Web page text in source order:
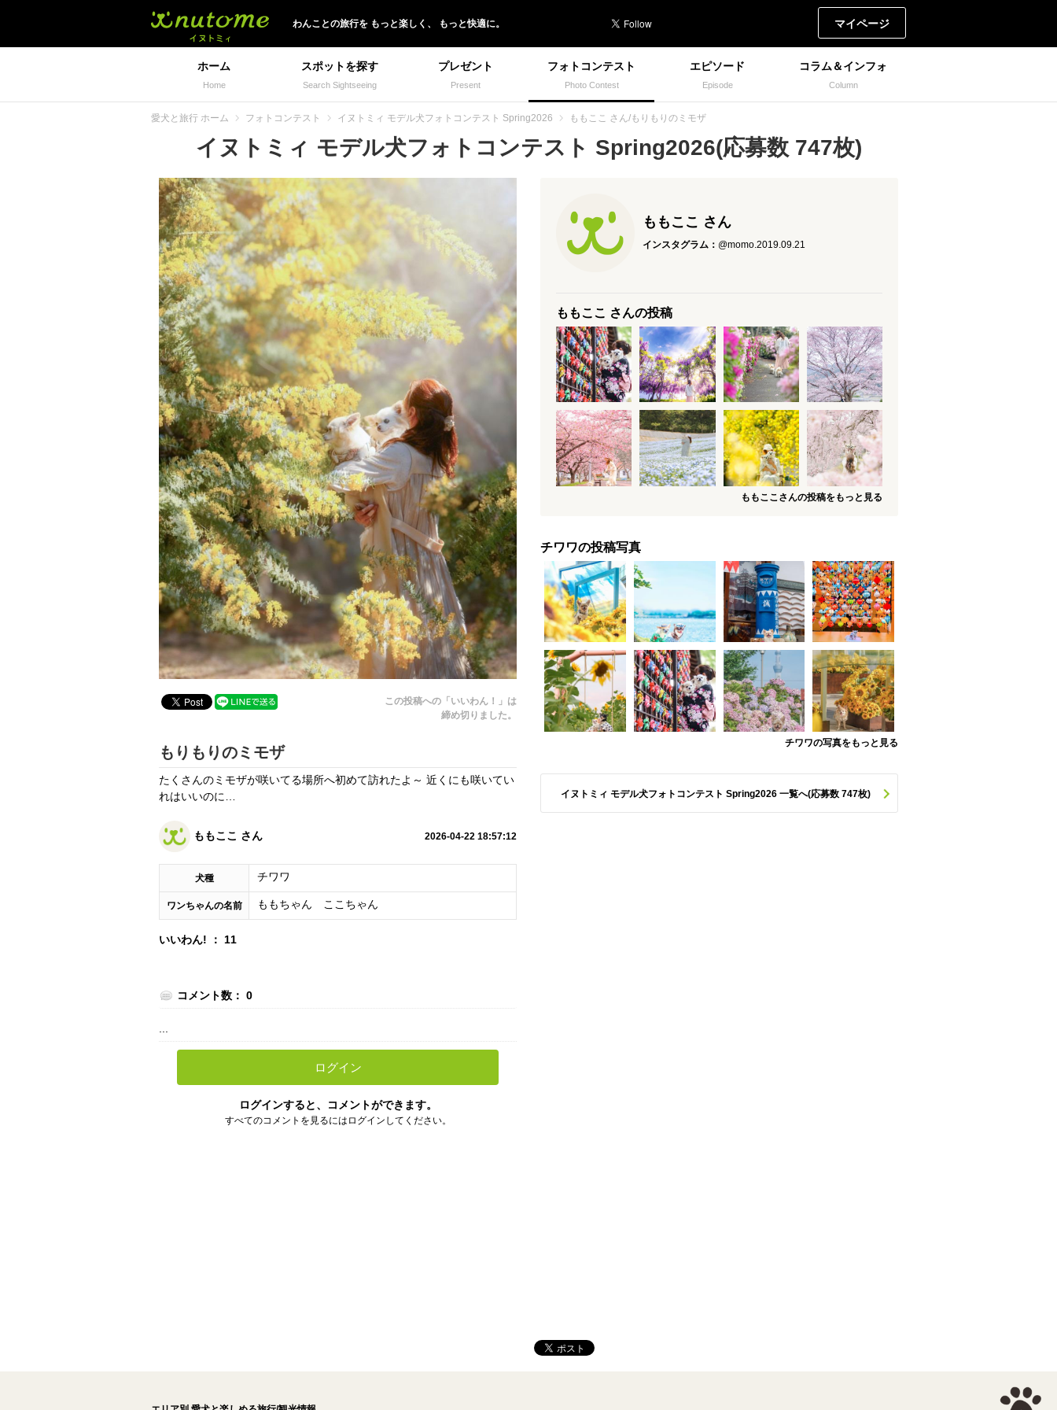
わんことの旅行を もっと楽しく、 もっと快適に。 マイページ
ホーム
Home
スポットを探す
Search Sightseeing
プレゼント
Present
フォトコンテスト
Photo Contest
エピソード
Episode
コラム＆インフォ
Column
愛犬と旅行 ホーム フォトコンテスト イヌトミィ モデル犬フォトコンテスト Spring2026 ももここ さん/もりもりのミモザ
イヌトミィ モデル犬フォトコンテスト Spring2026(応募数 747枚)
この投稿への「いいわん！」は
締め切りました。
もりもりのミモザ
たくさんのミモザが咲いてる場所へ初めて訪れたよ～ 近くにも咲いてい
れはいいのに…
ももここ さん 2026-04-22 18:57:12
犬種 チワワ
ワンちゃんの名前 ももちゃん ここちゃん
いいわん! ： 11
コメント数： 0
...
ログイン
ログインすると、コメントができます。
すべてのコメントを見るにはログインしてください。
ももここ さん
インスタグラム： @momo.2019.09.21
ももここ さんの投稿
ももここさんの投稿をもっと見る
チワワの投稿写真
チワワの写真をもっと見る
イヌトミィ モデル犬フォトコンテスト Spring2026 一覧へ(応募数 747枚)